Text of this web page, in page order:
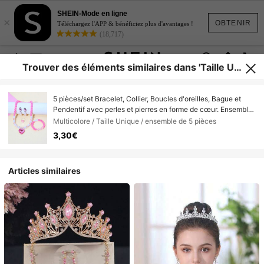
OBTENIR
×
SHEIN-Mode en ligne
Téléchargez l'APP & bénéficiez plus d'avantages !
(18,717)
Trouver des éléments similaires dans 'Taille Uni
que'
5 pièces/set Bracelet, Collier, Boucles d'oreilles, Bague et
Pendentif avec perles et pierres en forme de cœur. Ensemble
de bijoux mignon pour filles, convient pour les fêtes, l'école et
les anniversaires
Multicolore / Taille Unique / ensemble de 5 pièces
3,30€
Articles similaires